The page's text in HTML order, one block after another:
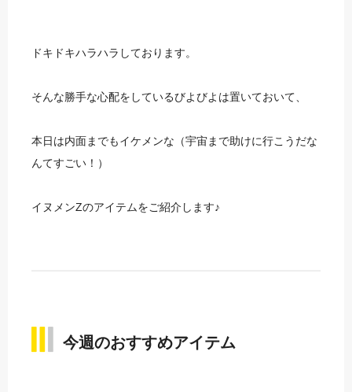
ドキドキハラハラしております。
そんな勝手な心配をしているびよびよは置いておいて、
本日は内面までもイケメンな（宇宙まで助けに行こうだな
んてすごい！）
イヌメンZのアイテムをご紹介します♪
今週のおすすめアイテム